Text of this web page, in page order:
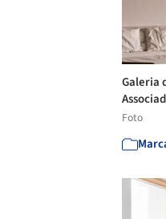
Galeria
Foto